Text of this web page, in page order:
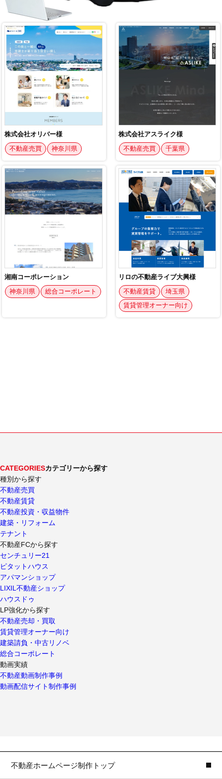
CATEGORIESカテゴリーから探す
種別から探す
不動産売買
不動産賃貸
不動産投資・収益物件
建築・リフォーム
テナント
不動産FCから探す
センチュリー21
ピタットハウス
アパマンショップ
LIXIL不動産ショップ
ハウスドゥ
LP強化から探す
不動産売却・買取
賃貸管理オーナー向け
建築請負・中古リノベ
総合コーポレート
動画実績
不動産動画制作事例
動画配信サイト制作事例
不動産ホームページ制作トップ